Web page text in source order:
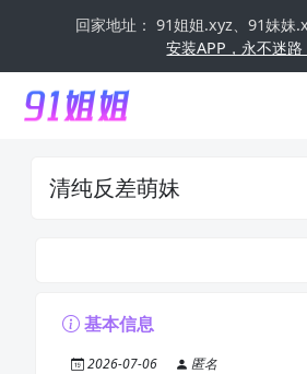
回家地址： 91姐姐.xyz、91妹妹
安装APP，永不迷路
清纯反差萌妹
基本信息
2026-07-06 匿名